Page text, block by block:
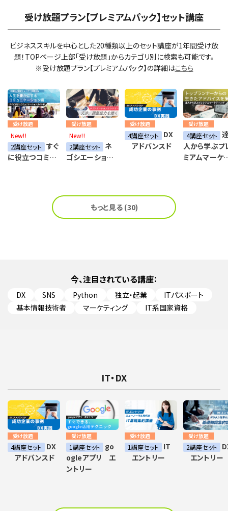
受け放題プラン【プレミアムパック】セット講座
ビジネススキルを中心とした20種類以上のセット講座が1年間受け放
題！TOPページ上部「受け放題」からカテゴリ別に検索も可能です。
※受け放題プラン【プレミアムパック】の詳細はこちら
受け放題
New!!
2講座セット すぐ
に役立つコミュ
受け放題
New!!
2講座セット ネ
ゴシエーショ
受け放題
4講座セット DX
アドバンスド
受け放題
4講座セット
人から学ぶプ
ミアムマーケ
もっと見る (30)
今、注目されている講座：
DX SNS Python 独立・起業
ITパスポート
基本情報技術者
マーケティング IT系国家資格
IT・DX
受け放題
4講座セット DX
アドバンスド
受け放題
1講座セット go
ogleアプリ エ
ントリー
受け放題
1講座セット IT
エントリー
受け放題
2講座セット
エントリー